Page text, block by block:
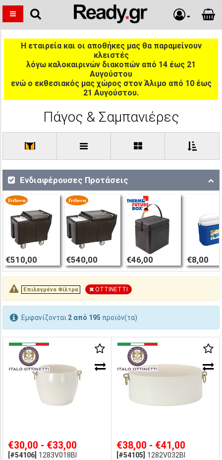
Η εταιρεία και οι αποθήκες μας θα παραμείνουν
κλειστές
λόγω καλοκαιρινών διακοπών από 14 έως 21
Αυγούστου
ενώ ο εκθεσιακός μας χώρος στον Άλιμο από 10 έως
21 Αυγούστου.
Πάγος & Σαμπανιέρες
[ ]
Ενδιαφέρουσες Προτάσεις
€510,00 €540,00 €46,00 €8,00
Επιλεγμένα Φίλτρα OTTINETTI
Εμφανίζονται 2 από 195 προϊόν(τα)
€30,00 - €33,00
[#54106] 1283V018BI
€38,00 - €41,00
[#54105]
1282V032BI